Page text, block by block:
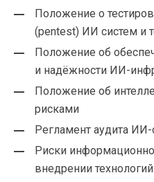
Положение о
(pentest) ИИ систем и
Положение об
и надёжности ИИ-
Положение об
рисками
Регламент аудита
Риски
внедрении